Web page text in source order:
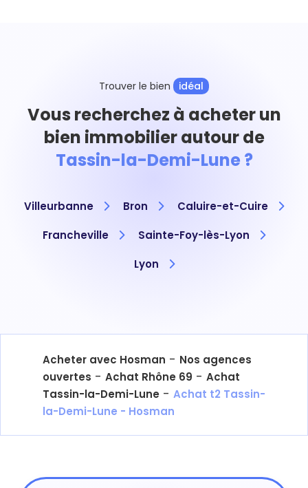
Trouver le bien idéal
Vous recherchez à acheter un
bien immobilier autour de
Tassin-la-Demi-Lune ?
Villeurbanne Bron
Caluire-et-Cuire
Francheville
Sainte-Foy-lès-Lyon
Lyon
Acheter avec Hosman - Nos agences
ouvertes - Achat Rhône 69 - Achat
Tassin-la-Demi-Lune - Achat t2 Tassin-
la-Demi-Lune - Hosman